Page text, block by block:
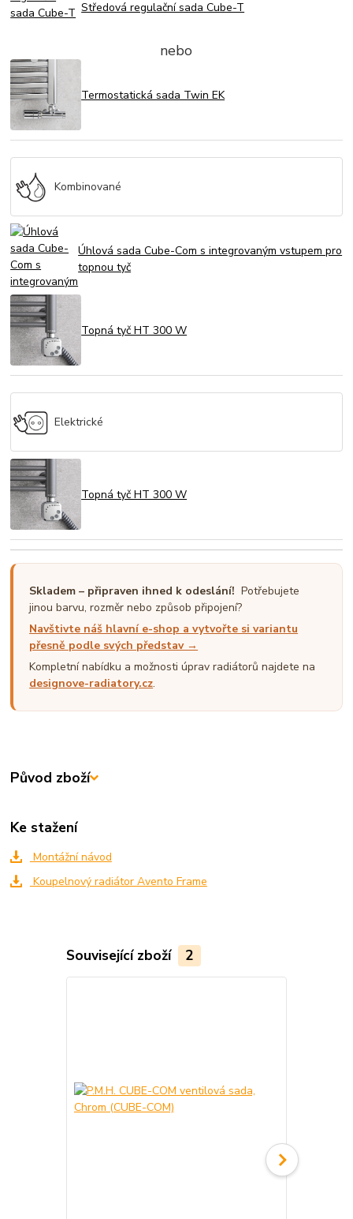
Středová regulační sada Cube-T
nebo
Termostatická sada Twin EK
Kombinované
Úhlová sada Cube-Com s integrovaným vstupem pro
topnou tyč
Topná tyč HT 300 W
Elektrické
Topná tyč HT 300 W
Skladem – připraven ihned k odeslání! Potřebujete
jinou barvu, rozměr nebo způsob připojení?
Navštivte náš hlavní e-shop a vytvořte si variantu
přesně podle svých představ →
Kompletní nabídku a možnosti úprav radiátorů najdete na
designove-radiatory.cz.
Původ zboží
Ke stažení
Montážní návod
Koupelnový radiátor Avento Frame
Související zboží 2